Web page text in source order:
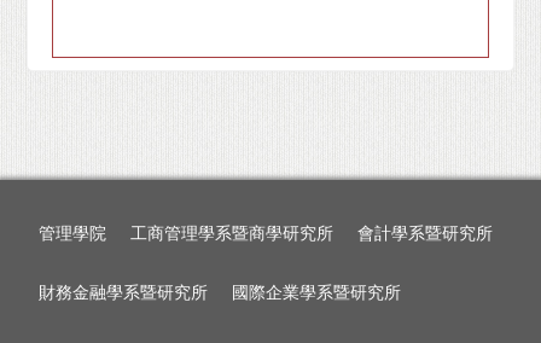
管理學院 工商管理學系暨商學研究所 會計學系暨研究所
財務金融學系暨研究所 國際企業學系暨研究所